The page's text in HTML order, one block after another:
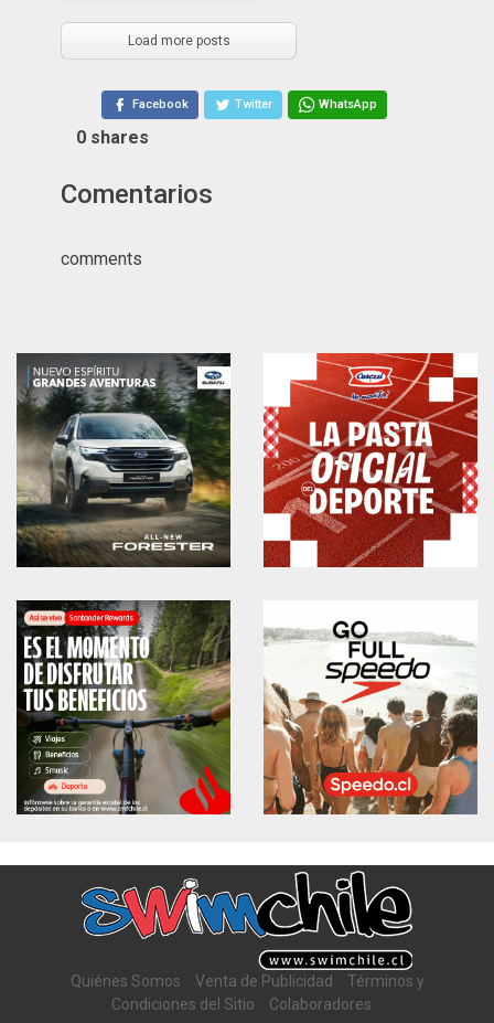
Load more posts
Facebook Twitter WhatsApp
0 shares
Comentarios
comments
Quiénes Somos Venta de Publicidad
Términos y
Condiciones del Sitio
Colaboradores